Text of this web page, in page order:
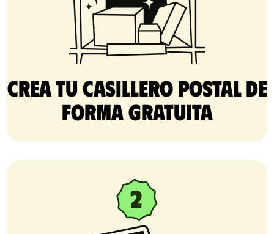
Crea tu casillero postal de
forma gratuita​